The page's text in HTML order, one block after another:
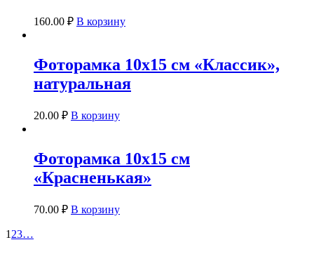
160.00 ₽ В корзину
Фоторамка 10х15 см «Классик»,
натуральная
20.00 ₽ В корзину
Фоторамка 10х15 см
«Красненькая»
70.00 ₽ В корзину
1 23…